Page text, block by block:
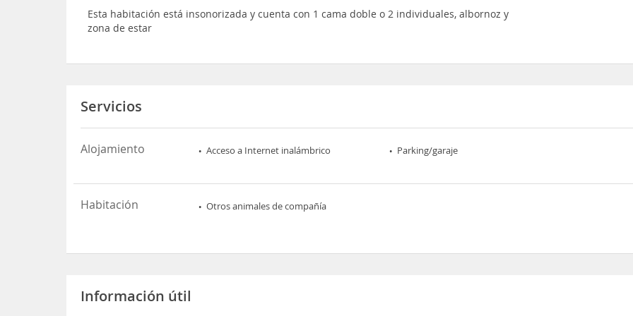
Esta habitación está insonorizada y cuenta con 1 cama doble o 2 individuales, albornoz y
zona de estar
Servicios
Alojamiento Acceso a Internet inalámbrico Parking/garaje
Habitación Otros animales de compañía
Información útil